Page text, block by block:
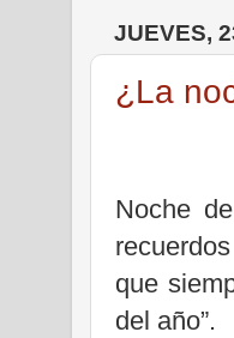
JUEVES,
¿La
Noche
que
del año”.